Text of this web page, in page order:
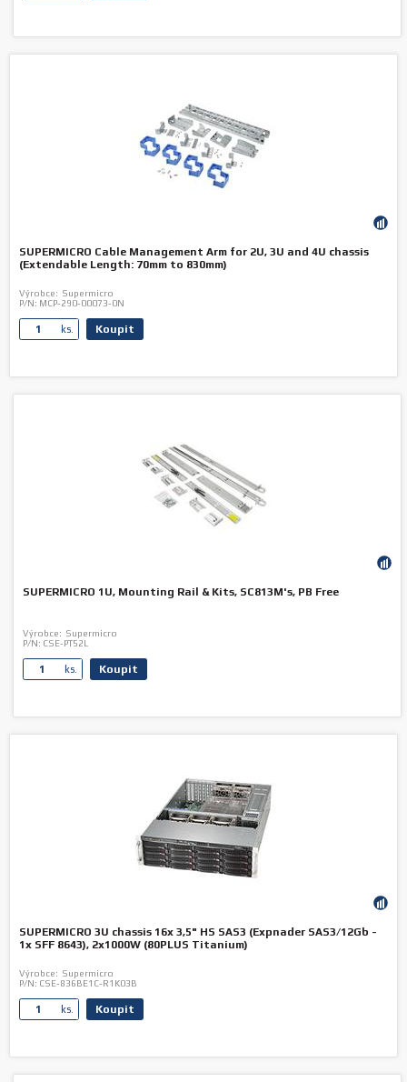
SUPERMICRO Cable Management Arm for 2U, 3U and 4U chassis
(Extendable Length: 70mm to 830mm)
Výrobce: Supermicro
P/N: MCP-290-00073-0N
ks. Koupit
SUPERMICRO 1U, Mounting Rail & Kits, SC813M's, PB Free
Výrobce: Supermicro
P/N: CSE-PT52L
ks. Koupit
SUPERMICRO 3U chassis 16x 3,5" HS SAS3 (Expnader SAS3/12Gb -
1x SFF 8643), 2x1000W (80PLUS Titanium)
Výrobce: Supermicro
P/N: CSE-836BE1C-R1K03B
ks. Koupit